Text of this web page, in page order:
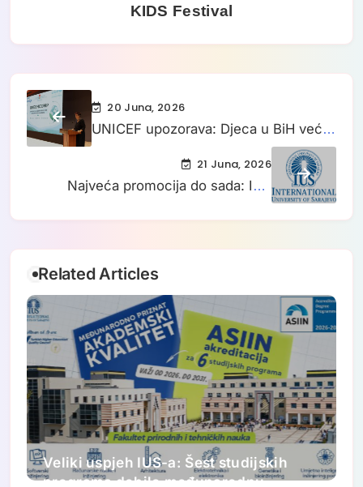
KIDS Festival
20 Juna, 2026
UNICEF upozorava: Djeca u BiH već
osjećaju posljedice klimatskih
21 Juna, 2026
Najveća promocija do sada: IUS
Related Articles
Veliki uspjeh IUS-a: Šest studijskih
programa dobilo međunarodnu